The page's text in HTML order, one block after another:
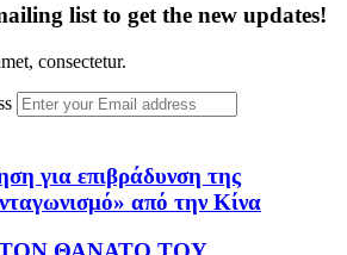
list to get the new updates!
consectetur.
για επιβράδυνση της
από την Κίνα